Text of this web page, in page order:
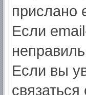
прислано
Если
Если вы